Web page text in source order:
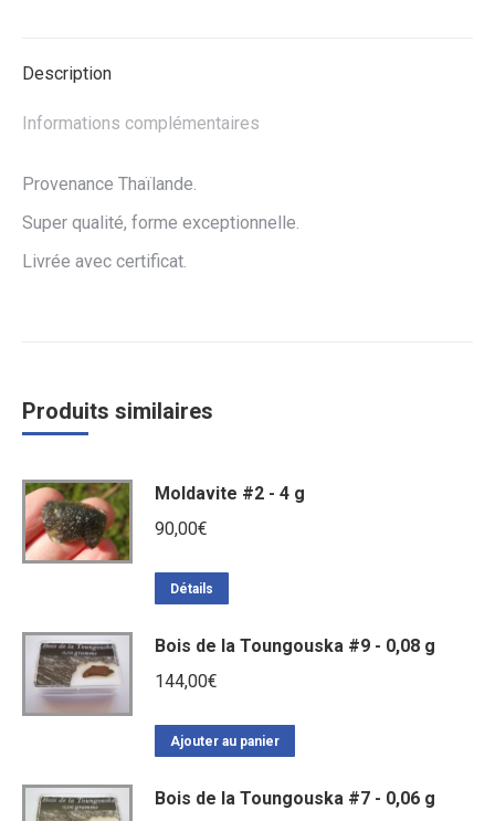
Description
Informations complémentaires
Provenance Thaïlande.
Super qualité, forme exceptionnelle.
Livrée avec certificat.
Produits similaires
Moldavite #2 - 4 g
90,00€
Détails
Bois de la Toungouska #9 - 0,08 g
144,00€
Ajouter au panier
Bois de la Toungouska #7 - 0,06 g